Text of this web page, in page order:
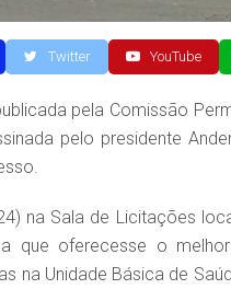
Twitter YouTube
pela Comissão
pelo presidente
na Sala de Licitações
que oferecesse o
na Unidade Básica de